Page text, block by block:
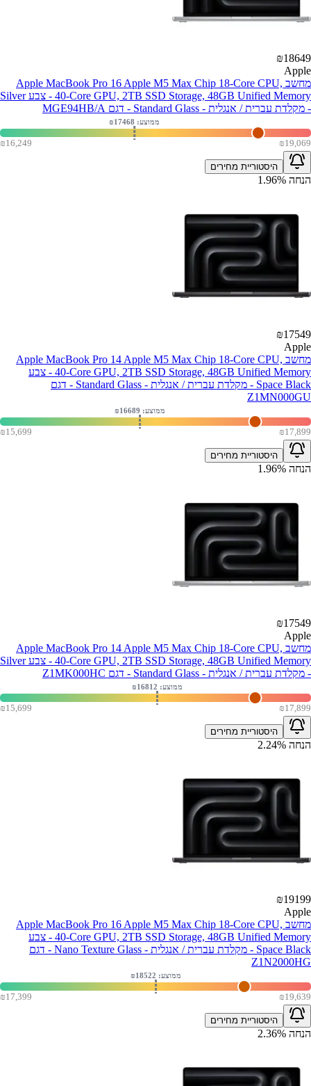
₪18649
Apple
מחשב Apple MacBook Pro 16 Apple M5 Max Chip 18-Core CPU,
40-Core GPU, 2TB SSD Storage, 48GB Unified Memory - צבע Silver
- מקלדת עברית / אנגלית - Standard Glass - דגם MGE94HB/A
₪16,249 ₪19,069
ממוצע: ₪ 17468
היסטוריית מחירים
הנחה 1.96%
₪17549
Apple
מחשב Apple MacBook Pro 14 Apple M5 Max Chip 18-Core CPU,
40-Core GPU, 2TB SSD Storage, 48GB Unified Memory - צבע
Space Black - מקלדת עברית / אנגלית - Standard Glass - דגם
Z1MN000GU
₪15,699 ₪17,899
ממוצע: ₪ 16689
היסטוריית מחירים
הנחה 1.96%
₪17549
Apple
מחשב Apple MacBook Pro 14 Apple M5 Max Chip 18-Core CPU,
40-Core GPU, 2TB SSD Storage, 48GB Unified Memory - צבע Silver
- מקלדת עברית / אנגלית - Standard Glass - דגם Z1MK000HC
₪15,699 ₪17,899
ממוצע: ₪ 16812
היסטוריית מחירים
הנחה 2.24%
₪19199
Apple
מחשב Apple MacBook Pro 16 Apple M5 Max Chip 18-Core CPU,
40-Core GPU, 2TB SSD Storage, 48GB Unified Memory - צבע
Space Black - מקלדת עברית / אנגלית - Nano Texture Glass - דגם
Z1N2000HG
₪17,399 ₪19,639
ממוצע: ₪ 18522
היסטוריית מחירים
הנחה 2.36%